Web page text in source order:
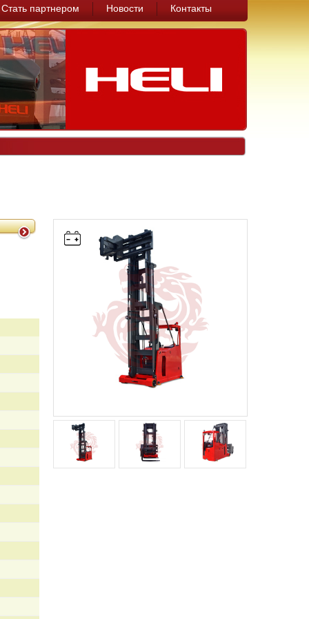
Стать партнером Новости Контакты